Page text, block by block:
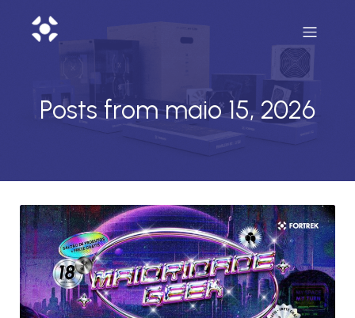
Posts from maio 15, 2026